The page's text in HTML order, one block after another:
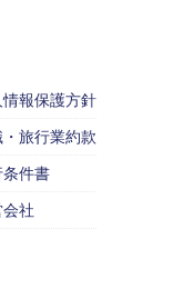
情報保護方針
・旅行業約款
条件書
社